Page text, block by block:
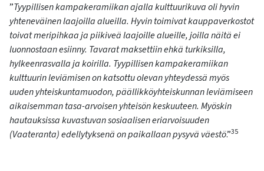
”Tyypillisen kampakeramiikan ajalla kulttuurikuva oli hyvin
yhteneväinen laajoilla alueilla. Hyvin toimivat kauppaverkostot
toivat meripihkaa ja piikiveä laajoille alueille, joilla näitä ei
luonnostaan esiinny. Tavarat maksettiin ehkä turkiksilla,
hylkeenrasvalla ja koirilla. Tyypillisen kampakeramiikan
kulttuurin leviämisen on katsottu olevan yhteydessä myös
uuden yhteiskuntamuodon, päällikköyhteiskunnan leviämiseen
aikaisemman tasa-arvoisen yhteisön keskuuteen. Myöskin
hautauksissa kuvastuvan sosiaalisen eriarvoisuuden
(Vaateranta) edellytyksenä on paikallaan pysyvä väestö.”35